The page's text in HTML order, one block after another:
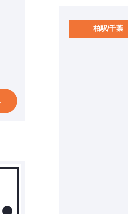
柏駅/千葉